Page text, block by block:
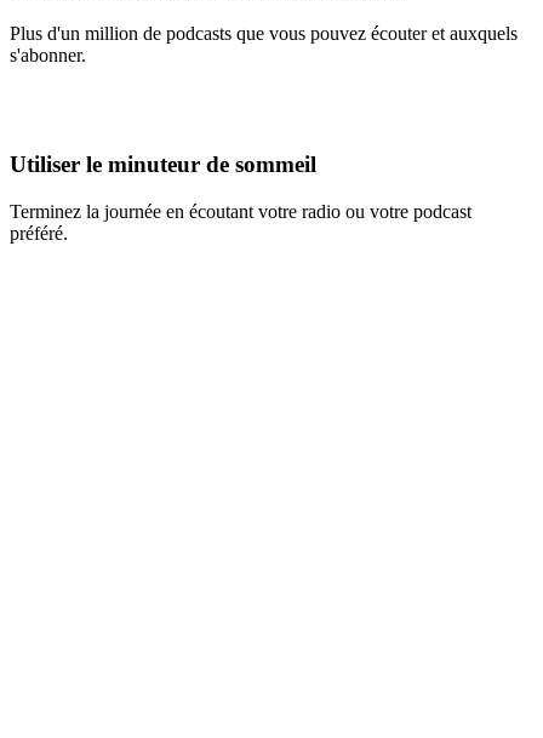
Plus d'un million de podcasts que vous pouvez écouter et auxquels
s'abonner.
Utiliser le minuteur de sommeil
Terminez la journée en écoutant votre radio ou votre podcast
préféré.